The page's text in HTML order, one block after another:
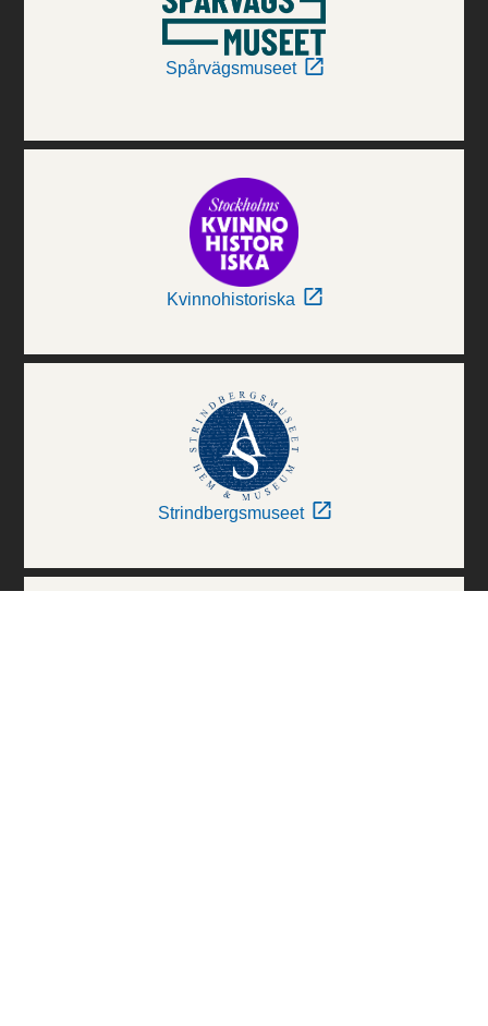
Spårvägsmuseet
Kvinnohistoriska
Strindbergsmuseet